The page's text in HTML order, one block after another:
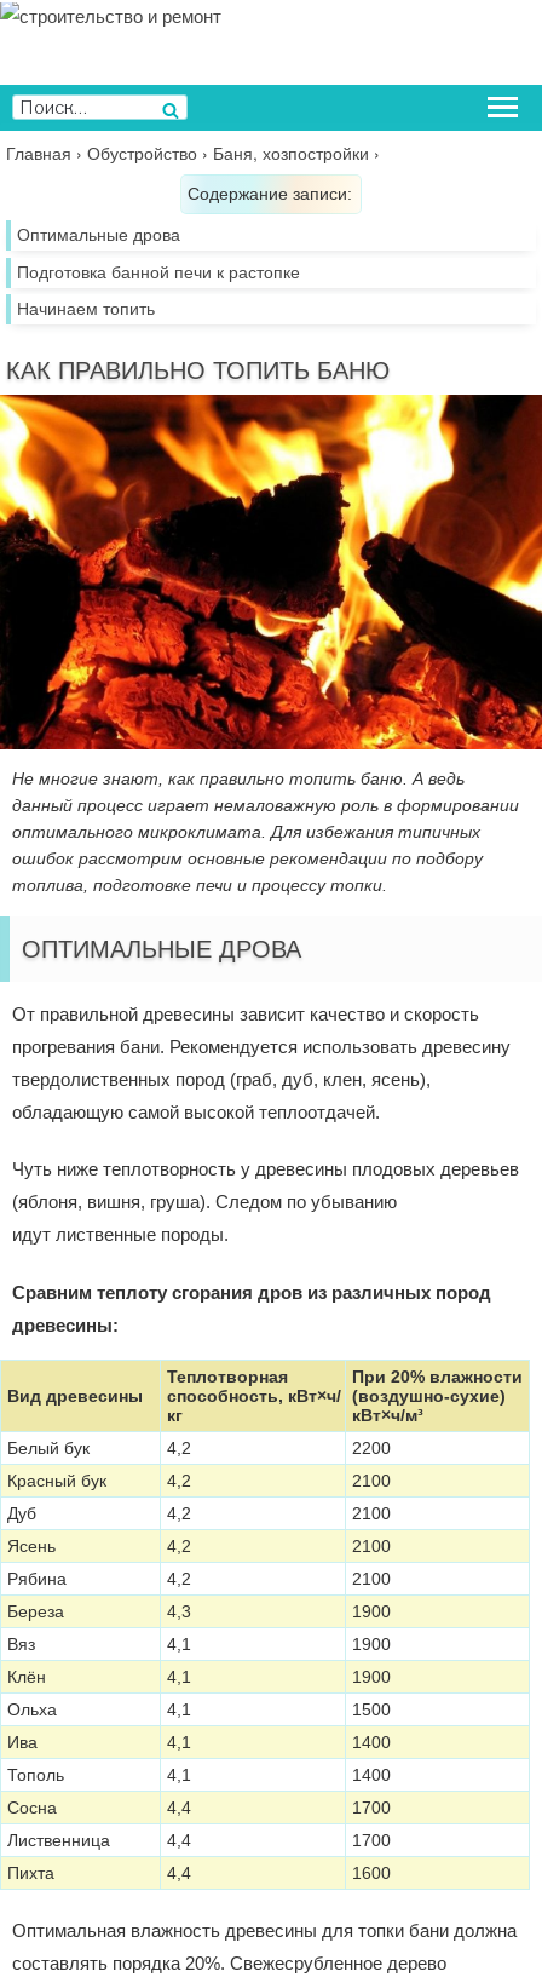
Перейти
содержимому
Искать:
Поиск
Главная › Обустройство › Баня, хозпостройки ›
Содержание записи:
Оптимальные дрова
Подготовка банной печи к растопке
Начинаем топить
КАК ПРАВИЛЬНО ТОПИТЬ БАНЮ
Не многие знают, как правильно топить баню. А ведь
данный процесс играет немаловажную роль в формировании
оптимального микроклимата. Для избежания типичных
ошибок рассмотрим основные рекомендации по подбору
топлива, подготовке печи и процессу топки.
ОПТИМАЛЬНЫЕ ДРОВА
От правильной древесины зависит качество и скорость
прогревания бани. Рекомендуется использовать древесину
твердолиственных пород (граб, дуб, клен, ясень),
обладающую самой высокой теплоотдачей.
Чуть ниже теплотворность у древесины плодовых деревьев
(яблоня, вишня, груша). Следом по убыванию
идут лиственные породы.
Сравним теплоту сгорания дров из различных пород
древесины:
Вид древесины
Теплотворная
способность, кВт×ч/
кг
При 20% влажности
(воздушно-сухие)
кВт×ч/м³
Белый бук
4,2
2200
Красный бук
4,2
2100
Дуб
4,2
2100
Ясень
4,2
2100
Рябина
4,2
2100
Береза
4,3
1900
Вяз
4,1
1900
Клён
4,1
1900
Ольха
4,1
1500
Ива
4,1
1400
Тополь
4,1
1400
Сосна
4,4
1700
Лиственница
4,4
1700
Пихта
4,4 1600
Оптимальная влажность древесины для топки бани должна
составлять порядка 20%. Свежесрубленное дерево